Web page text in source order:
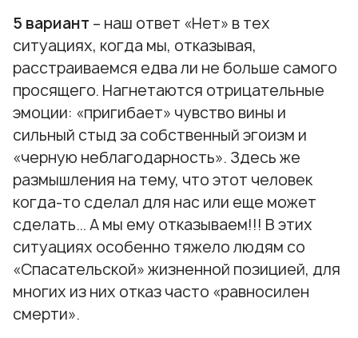
5 вариант – наш ответ «Нет» в тех
ситуациях, когда мы, отказывая,
расстраиваемся едва ли не больше самого
просящего. Нагнетаются отрицательные
эмоции: «пригибает» чувство вины и
сильный стыд за собственный эгоизм и
«черную неблагодарность». Здесь же
размышления на тему, что этот человек
когда-то сделал для нас или еще может
сделать… А мы ему отказываем!!! В этих
ситуациях особенно тяжело людям со
«Спасательской» жизненной позицией, для
многих из них отказ часто «равносилен
смерти».